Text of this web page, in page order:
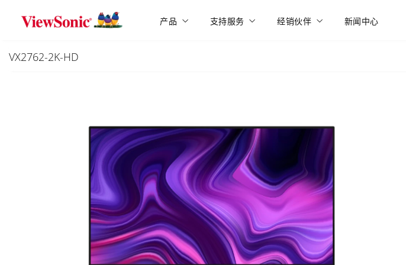
Skip to main content
产品 支持服务 经销伙伴 新闻中心
VX2762-2K-HD